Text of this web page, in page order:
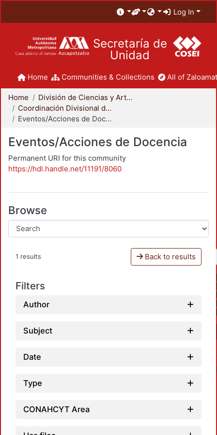
Log In
Secretaría de
Unidad
Home Communities & Collections All of
Home
División de Ciencias y Artes para el Diseño
Coordinación Divisional de Docencia
Eventos/Acciones de Docencia
Eventos/Acciones de Docencia
Permanent URI for this community
https://hdl.handle.net/11191/8060
Browse
1 results Back to results
Filters
Author
Subject
Date
Type
CONAHCYT Area